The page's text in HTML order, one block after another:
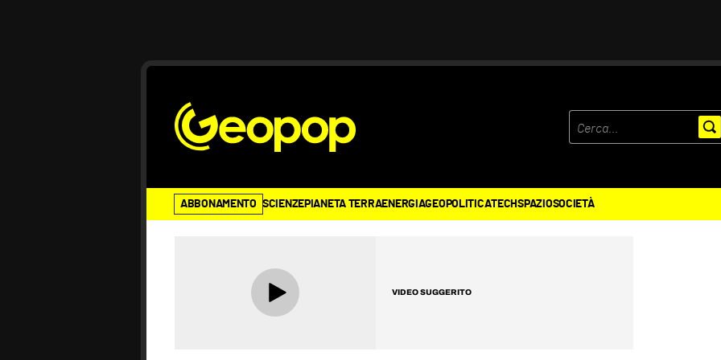
ABBONAMENTO SCIENZEPIANETA TERRAENERGIAGEOPOLITICATECHSPAZIOSOCIETÀ
VIDEO SUGGERITO